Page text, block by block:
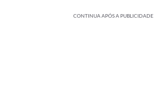
CONTINUA APÓS A PUBLICIDADE